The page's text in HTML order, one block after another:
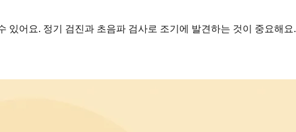
있어요. 정기 검진과 초음파 검사로 조기에 발견하는 것이 중요해요.